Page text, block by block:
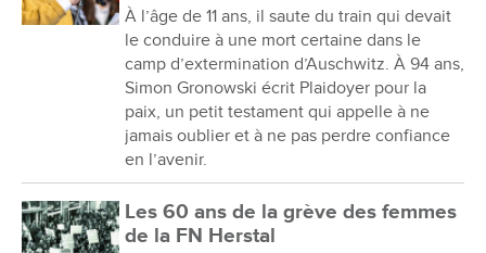
À l’âge de 11 ans, il saute du train qui devait
le conduire à une mort certaine dans le
camp d’extermination d’Auschwitz. À 94 ans,
Simon Gronowski écrit Plaidoyer pour la
paix, un petit testament qui appelle à ne
jamais oublier et à ne pas perdre confiance
en l’avenir.
Les 60 ans de la grève des femmes
de la FN Herstal